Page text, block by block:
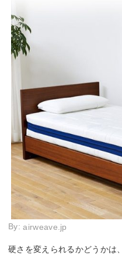
By:airweave.jp
硬さを変えられるかどうかは